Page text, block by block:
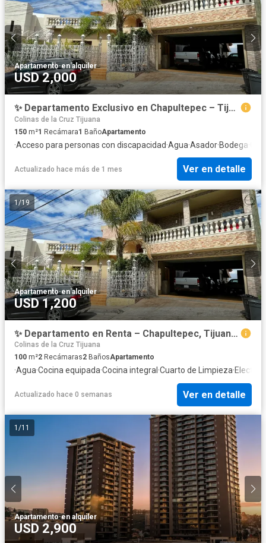
Apartamento·en alquiler
USD 2,000
✨ Departamento Exclusivo en Chapultepec – Tijuana ✨
Colinas de la Cruz Tijuana
150 m²1 Recámara1 BañoApartamento
·Acceso para personas con discapacidad·Agua·Asador·Bodega
Actualizado hace más de 1 mes Ver en detalle
1/19
Apartamento·en alquiler
USD 1,200
✨ Departamento en Renta – Chapultepec, Tijuana ✨
Colinas de la Cruz Tijuana
100 m²2 Recámaras2 BañosApartamento
·Agua·Cocina equipada·Cocina integral ·Cuarto de Limpieza·
Actualizado hace 0 semanas Ver en detalle
1 /11
Apartamento·en alquiler
USD 2,900